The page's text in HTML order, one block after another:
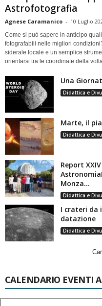
Astrofotografia
Agnese Caramanico - 10 Luglio
Come si può sapere in anticipo
fotografabili nelle migliori
siderale locale e un semplice
orientarsi tra le coordinate della
Una
Didattica e
Marte, il
Didattica e
Report
Monza...
Didattica e
I crateri da
datazione
Didattica e
CALENDARIO EVENTI